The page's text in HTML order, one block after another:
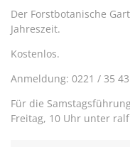
Der Forstbotanische
Jahreszeit.
Kostenlos.
Anmeldung: 0221 / 35
Für die
Freitag, 10 Uhr unter